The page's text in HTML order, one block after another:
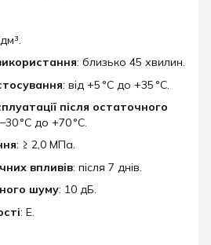
: близько 45 хвилин.
: від +5 °C до +35 °C.
після остаточного
°C до +70 °C.
: ≥ 2,0 МПа.
впливів: після 7 днів.
шуму: 10 дБ.
: E.